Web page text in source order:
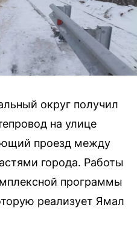
округ получил
на улице
проезд между
города. Работы
программы
реализует Ямал